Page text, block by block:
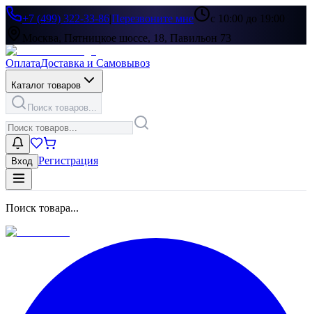
+7 (499) 322-33-86|Перезвоните мне
с 10:00 до 19:00
Москва, Пятницкое шоссе, 18, Павильон 73
ОплатаДоставка и Самовывоз
Каталог товаров
Поиск товаров...
Вход Регистрация
Поиск товара...